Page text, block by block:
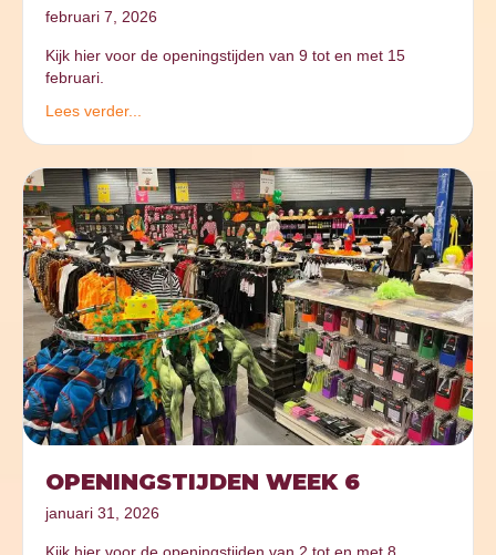
februari 7, 2026
Kijk hier voor de openingstijden van 9 tot en met 15
februari.
Lees verder...
OPENINGSTIJDEN WEEK 6
januari 31, 2026